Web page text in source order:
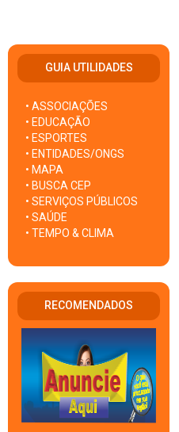
GUIA UTILIDADES
• ASSOCIAÇÕES
• EDUCAÇÃO
• ESPORTES
• ENTIDADES/ONGS
• MAPA
• BUSCA CEP
• SERVIÇOS PÚBLICOS
• SAÚDE
• TEMPO & CLIMA
RECOMENDADOS